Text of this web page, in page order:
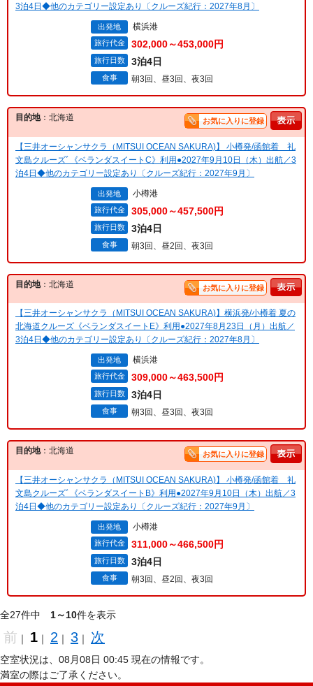
3泊4日◆他のカテゴリー設定あり〔クルーズ紀行：2027年8月〕
出発地 横浜港
旅行代金 302,000～453,000円
旅行日数 3泊4日
食事 朝3回、昼3回、夜3回
目的地：北海道 お気に入りに登録
【三井オーシャンサクラ（MITSUI OCEAN SAKURA)】 小樽発/函館着 礼
文島クルーズﾞ《ベランダスイートC》利用●2027年9月10日（木）出航／3
泊4日◆他のカテゴリー設定あり〔クルーズ紀行：2027年9月〕
出発地 小樽港
旅行代金 305,000～457,500円
旅行日数 3泊4日
食事 朝3回、昼2回、夜3回
目的地：北海道 お気に入りに登録
【三井オーシャンサクラ（MITSUI OCEAN SAKURA)】横浜発/小樽着 夏の
北海道クルーズ《ベランダスイートE》利用●2027年8月23日（月）出航／
3泊4日◆他のカテゴリー設定あり〔クルーズ紀行：2027年8月〕
出発地 横浜港
旅行代金 309,000～463,500円
旅行日数 3泊4日
食事 朝3回、昼3回、夜3回
目的地：北海道 お気に入りに登録
【三井オーシャンサクラ（MITSUI OCEAN SAKURA)】 小樽発/函館着 礼
文島クルーズﾞ《ベランダスイートB》利用●2027年9月10日（木）出航／3
泊4日◆他のカテゴリー設定あり〔クルーズ紀行：2027年9月〕
出発地 小樽港
旅行代金 311,000～466,500円
旅行日数 3泊4日
食事 朝3回、昼2回、夜3回
全27件中 1～10件を表示
前 ｜ 1 ｜ 2 ｜ 3 ｜ 次
空室状況は、08月08日 00:45 現在の情報です。
満室の際はご了承ください。